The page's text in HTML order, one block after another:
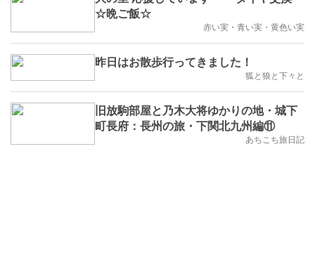
☆晩ご飯☆
赤い実・青い実・黄色い実
昨日はお散歩行ってきました！
狐と狼と下々と
旧放駒部屋と乃木大将ゆかりの地・城下
町長府：長州の旅・下関北九州編⑪
あちこち旅日記